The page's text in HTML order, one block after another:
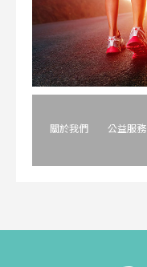
關於我們 公益服務